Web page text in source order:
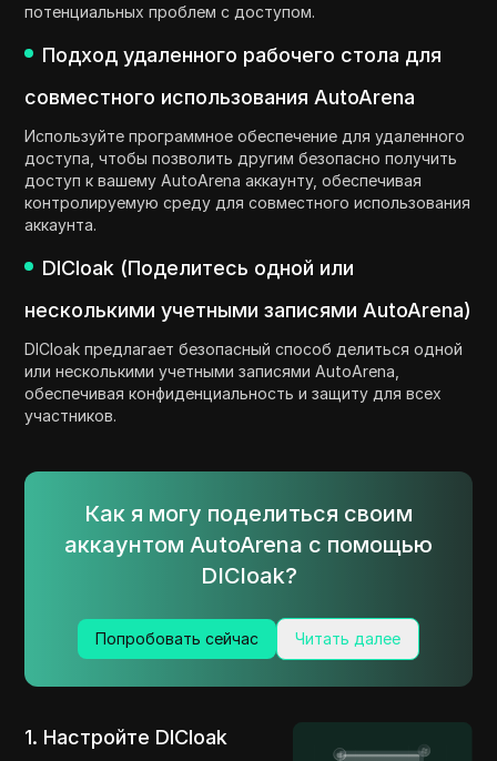
потенциальных проблем с доступом.
Подход удаленного рабочего стола для
совместного использования AutoArena
Используйте программное обеспечение для удаленного
доступа, чтобы позволить другим безопасно получить
доступ к вашему AutoArena аккаунту, обеспечивая
контролируемую среду для совместного использования
аккаунта.
DICloak (Поделитесь одной или
несколькими учетными записями AutoArena)
DICloak предлагает безопасный способ делиться одной
или несколькими учетными записями AutoArena,
обеспечивая конфиденциальность и защиту для всех
участников.
Как я могу поделиться своим
аккаунтом AutoArena с помощью
DICloak?
Попробовать сейчас Читать далее
1. Настройте DICloak